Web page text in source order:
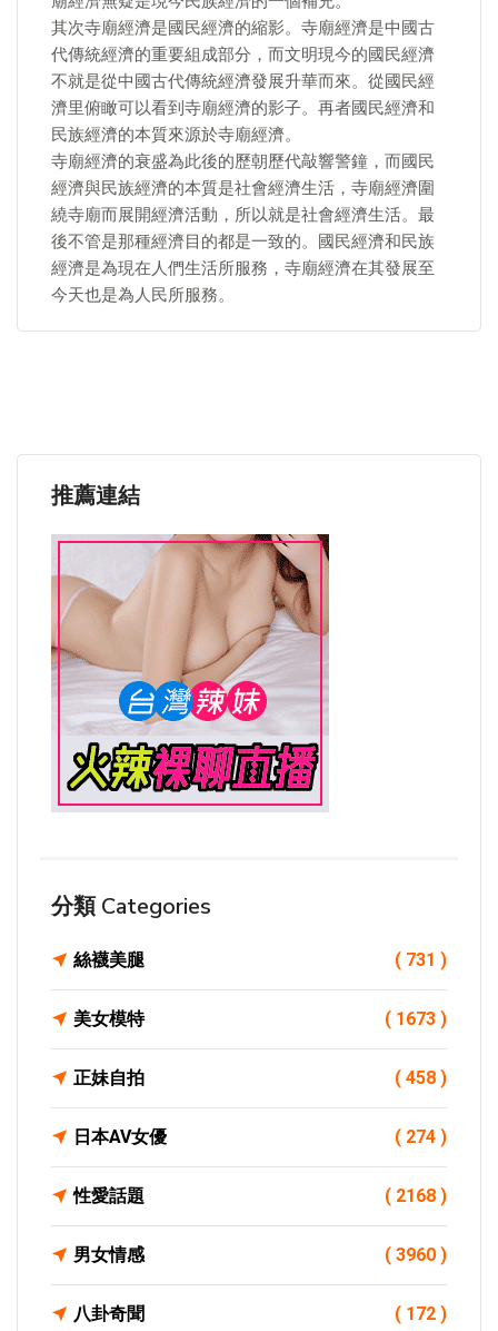
其次寺廟經濟是國民經濟的縮影。寺廟經濟是中國古
代傳統經濟的重要組成部分，而文明現今的國民經濟
不就是從中國古代傳統經濟發展升華而來。從國民經
濟里俯瞰可以看到寺廟經濟的影子。再者國民經濟和
民族經濟的本質來源於寺廟經濟。
寺廟經濟的衰盛為此後的歷朝歷代敲響警鐘，而國民
經濟與民族經濟的本質是社會經濟生活，寺廟經濟圍
繞寺廟而展開經濟活動，所以就是社會經濟生活。最
後不管是那種經濟目的都是一致的。國民經濟和民族
經濟是為現在人們生活所服務，寺廟經濟在其發展至
今天也是為人民所服務。
推薦連結
分類 Categories
絲襪美腿 ( 731 )
美女模特 ( 1673 )
正妹自拍 ( 458 )
日本AV女優 ( 274 )
性愛話題 ( 2168 )
男女情感 ( 3960 )
八卦奇聞 ( 172 )